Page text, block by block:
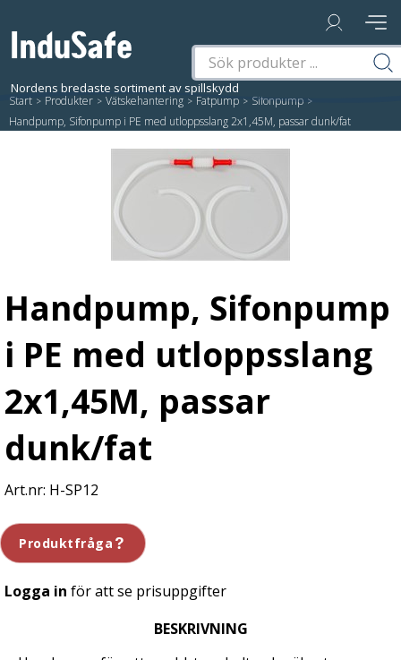
Start / Produkter / Vätskehantering / Fatpump / Sifonpump /
Handpump, Sifonpump i PE med utloppsslang 2x1,45M, passar dunk/fat
Handpump, Sifonpump
i PE med utloppsslang
2x1,45M, passar
dunk/fat
H-SP12
Produktfråga
Logga in för att se prisuppgifter
BESKRIVNING